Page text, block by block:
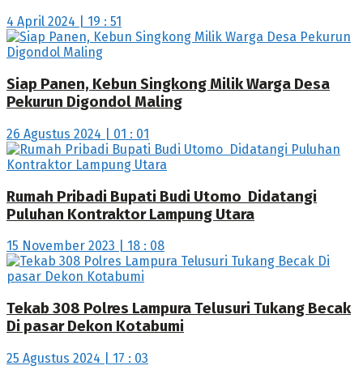
4 April 2024 | 19 : 51
Siap Panen, Kebun Singkong Milik Warga Desa
Pekurun Digondol Maling
26 Agustus 2024 | 01 : 01
Rumah Pribadi Bupati Budi Utomo Didatangi
Puluhan Kontraktor Lampung Utara
15 November 2023 | 18 : 08
Tekab 308 Polres Lampura Telusuri Tukang Becak
Di pasar Dekon Kotabumi
25 Agustus 2024 | 17 : 03